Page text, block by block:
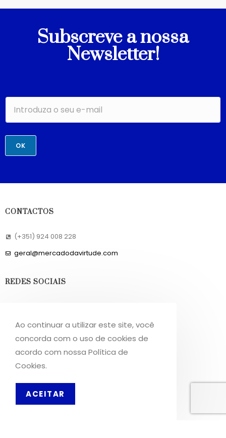
Subscreve a nossa
Newsletter!
OK
CONTACTOS
(+351) 924 008 228
geral@mercadodavirtude.com
REDES SOCIAIS
Instagram
INFORMAÇÕES
Livro de Reclamações
PT
Ao continuar a utilizar este site, você
concorda com o uso de cookies de
acordo com nossa Política de
Cookies.
ACEITAR